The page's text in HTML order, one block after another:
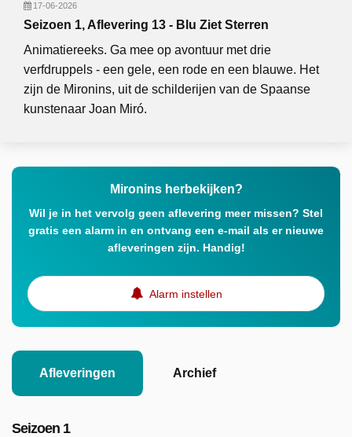
17-06-2026
Seizoen 1, Aflevering 13 - Blu Ziet Sterren
Animatiereeks. Ga mee op avontuur met drie
verfdruppels - een gele, een rode en een blauwe. Het
zijn de Mironins, uit de schilderijen van de Spaanse
kunstenaar Joan Miró.
Mironins herbekijken?
Wil je in het vervolg geen aflevering meer missen? Stel
gratis een alarm in en ontvang een e-mail als er nieuwe
afleveringen zijn. Handig!
Alarm instellen
Afleveringen Archief
Seizoen 1